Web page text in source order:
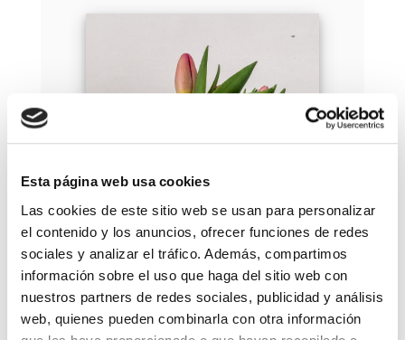
Esta página web usa cookies
Las cookies de este sitio web se usan para personalizar
el contenido y los anuncios, ofrecer funciones de redes
sociales y analizar el tráfico. Además, compartimos
información sobre el uso que haga del sitio web con
nuestros partners de redes sociales, publicidad y análisis
web, quienes pueden combinarla con otra información
ECOWATERPROOF
CELOSIA LARGE